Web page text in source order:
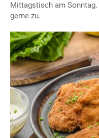
Mittagstisch am
gerne zu.